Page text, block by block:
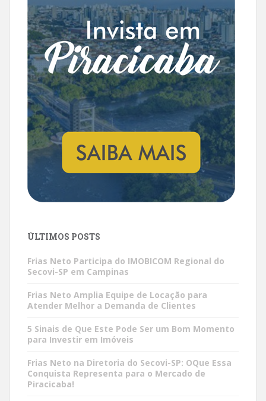
ÚLTIMOS POSTS
Frias Neto Participa do IMOBICOM Regional do
Secovi-SP em Campinas
Frias Neto Amplia Equipe de Locação para
Atender Melhor a Demanda de Clientes
5 Sinais de Que Este Pode Ser um Bom Momento
para Investir em Imóveis
Frias Neto na Diretoria do Secovi-SP: OQue Essa
Conquista Representa para o Mercado de
Piracicaba!